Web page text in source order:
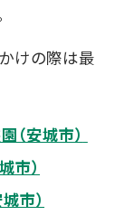
けの際は最
安城市）
市）
市）